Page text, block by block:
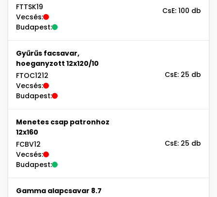
FTTSK19
Vecsés:
Budapest:
CsE: 100 db
Gyűrűs facsavar,
hoeganyzott 12x120/10
FTOC1212
Vecsés:
Budapest:
CsE: 25 db
Menetes csap patronhoz
12x160
FCBV12
Vecsés:
Budapest:
CsE: 25 db
Gamma alapcsavar 8.7